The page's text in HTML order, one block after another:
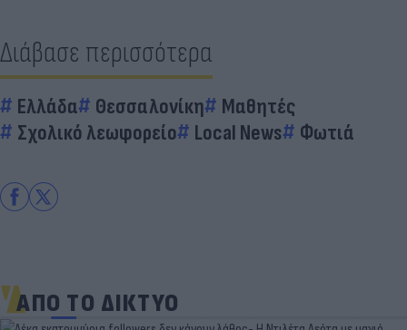
Διάβασε περισσότερα
Ελλάδα Θεσσαλονίκη
Μαθητές
Σχολικό λεωφορείο
Local News Φωτιά
ΑΠΟ ΤΟ ΔΙΚΤΥΟ